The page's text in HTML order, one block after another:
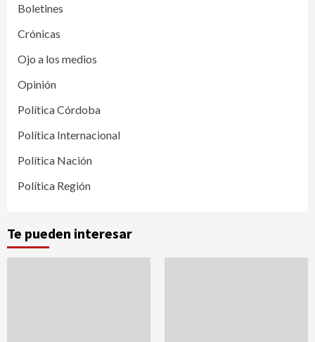
Boletines
Crónicas
Ojo a los medios
Opinión
Política Córdoba
Política Internacional
Política Nación
Política Región
Te pueden interesar